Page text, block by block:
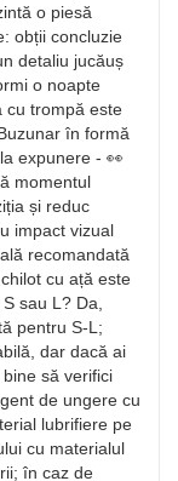
o piesă
obții concluzie
detaliu jucăuș
o noapte
cu trompă este
în formă
expunere - 👀
momentul
și reduc
impact vizual
recomandată
cu ață este
sau L? Da,
pentru S-L;
dar dacă ai
să verifici
de ungere cu
lubrifiere pe
cu materialul
în caz de